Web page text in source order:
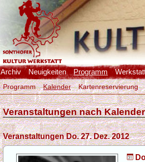
Archiv Neuigkeiten Programm
Programm Kalender Kartenreservierung
Veranstaltungen nach Kalender
Veranstaltungen Do. 27. Dez. 2012